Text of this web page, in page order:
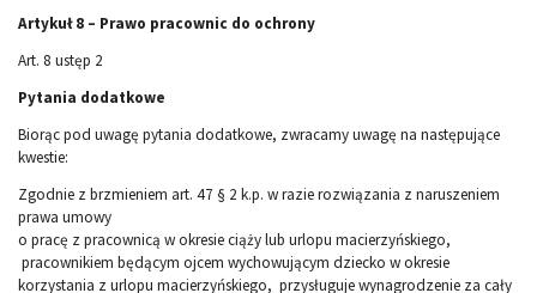
Artykuł 8 – Prawo pracownic do ochrony
Art. 8 ustęp 2
Pytania dodatkowe
Biorąc pod uwagę pytania dodatkowe, zwracamy uwagę na następujące
kwestie:
Zgodnie z brzmieniem art. 47 § 2 k.p. w razie rozwiązania z naruszeniem
prawa umowy
o pracę z pracownicą w okresie ciąży lub urlopu macierzyńskiego,
pracownikiem będącym ojcem wychowującym dziecko w okresie
korzystania z urlopu macierzyńskiego, przysługuje wynagrodzenie za cały